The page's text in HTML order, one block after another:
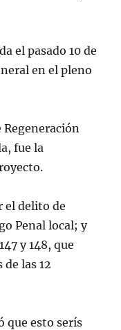
el pasado 10 de
en el pleno
fue la
el delito de
Penal local; y
y 148, que
las 12
que esto serís